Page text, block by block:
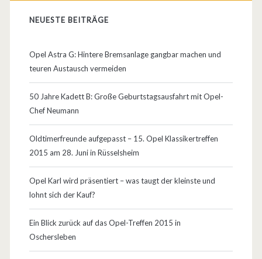
NEUESTE BEITRÄGE
Opel Astra G: Hintere Bremsanlage gangbar machen und
teuren Austausch vermeiden
50 Jahre Kadett B: Große Geburtstagsausfahrt mit Opel-
Chef Neumann
Oldtimerfreunde aufgepasst – 15. Opel Klassikertreffen
2015 am 28. Juni in Rüsselsheim
Opel Karl wird präsentiert – was taugt der kleinste und
lohnt sich der Kauf?
Ein Blick zurück auf das Opel-Treffen 2015 in
Oschersleben